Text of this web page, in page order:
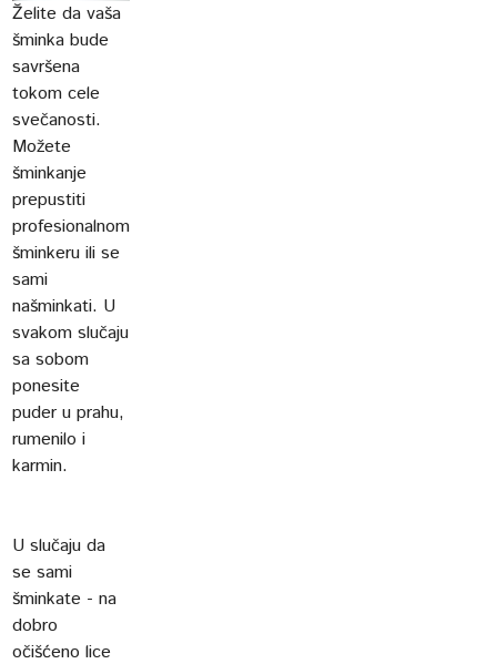
Želite da vaša
šminka bude
savršena
tokom cele
svečanosti.
Možete
šminkanje
prepustiti
profesionalnom
šminkeru ili se
sami
našminkati. U
svakom slučaju
sa sobom
ponesite
puder u prahu,
rumenilo i
karmin.
U slučaju da
se sami
šminkate - na
dobro
očišćeno lice